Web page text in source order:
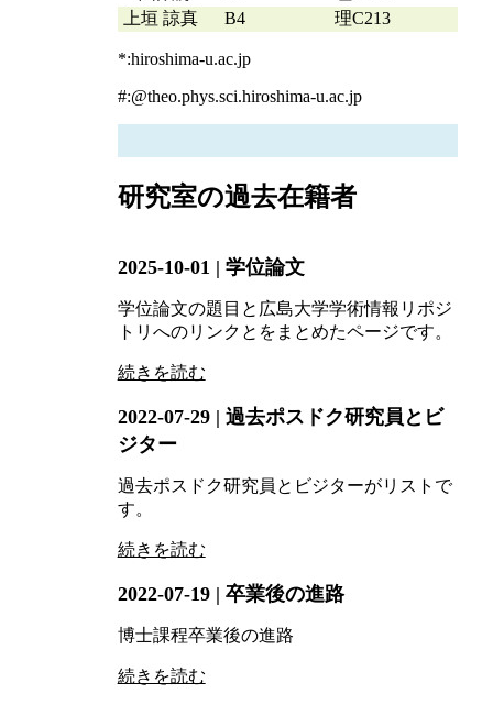
上垣 諒真
B4 理C213
*:hiroshima-u.ac.jp
#:@theo.phys.sci.hiroshima-u.ac.jp
研究室の過去在籍者
2025-10-01 | 学位論文
学位論文の題目と広島大学学術情報リポジ
トリへのリンクとをまとめたページです。
続きを読む
2022-07-29| 過去ポスドク研究員とビ
ジター
過去ポスドク研究員とビジターがリストで
す。
続きを読む
2022-07-19| 卒業後の進路
博士課程卒業後の進路
続きを読む